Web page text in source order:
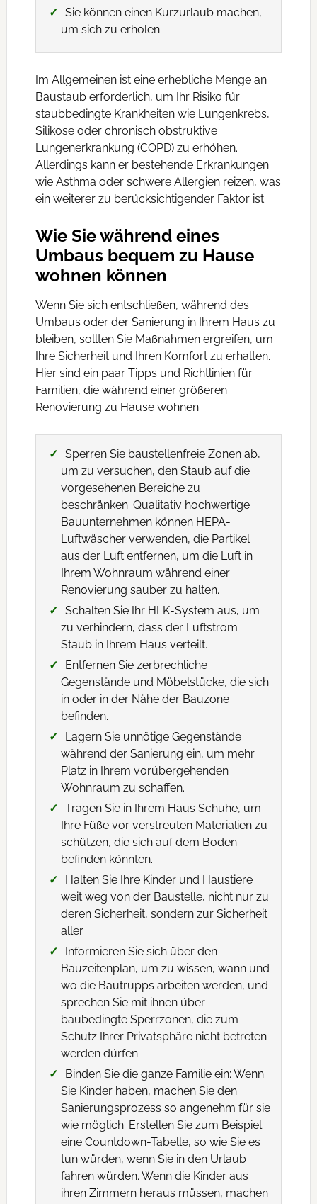
Sie können einen Kurzurlaub machen,
um sich zu erholen
Im Allgemeinen ist eine erhebliche Menge an
Baustaub erforderlich, um Ihr Risiko für
staubbedingte Krankheiten wie Lungenkrebs,
Silikose oder chronisch obstruktive
Lungenerkrankung (COPD) zu erhöhen.
Allerdings kann er bestehende Erkrankungen
wie Asthma oder schwere Allergien reizen, was
ein weiterer zu berücksichtigender Faktor ist.
Wie Sie während eines
Umbaus bequem zu Hause
wohnen können
Wenn Sie sich entschließen, während des
Umbaus oder der Sanierung in Ihrem Haus zu
bleiben, sollten Sie Maßnahmen ergreifen, um
Ihre Sicherheit und Ihren Komfort zu erhalten.
Hier sind ein paar Tipps und Richtlinien für
Familien, die während einer größeren
Renovierung zu Hause wohnen.
Sperren Sie baustellenfreie Zonen ab,
um zu versuchen, den Staub auf die
vorgesehenen Bereiche zu
beschränken. Qualitativ hochwertige
Bauunternehmen können HEPA-
Luftwäscher verwenden, die Partikel
aus der Luft entfernen, um die Luft in
Ihrem Wohnraum während einer
Renovierung sauber zu halten.
Schalten Sie Ihr HLK-System aus, um
zu verhindern, dass der Luftstrom
Staub in Ihrem Haus verteilt.
Entfernen Sie zerbrechliche
Gegenstände und Möbelstücke, die sich
in oder in der Nähe der Bauzone
befinden.
Lagern Sie unnötige Gegenstände
während der Sanierung ein, um mehr
Platz in Ihrem vorübergehenden
Wohnraum zu schaffen.
Tragen Sie in Ihrem Haus Schuhe, um
Ihre Füße vor verstreuten Materialien zu
schützen, die sich auf dem Boden
befinden könnten.
Halten Sie Ihre Kinder und Haustiere
weit weg von der Baustelle, nicht nur zu
deren Sicherheit, sondern zur Sicherheit
aller.
Informieren Sie sich über den
Bauzeitenplan, um zu wissen, wann und
wo die Bautrupps arbeiten werden, und
sprechen Sie mit ihnen über
baubedingte Sperrzonen, die zum
Schutz Ihrer Privatsphäre nicht betreten
werden dürfen.
Binden Sie die ganze Familie ein: Wenn
Sie Kinder haben, machen Sie den
Sanierungsprozess so angenehm für sie
wie möglich: Erstellen Sie zum Beispiel
eine Countdown-Tabelle, so wie Sie es
tun würden, wenn Sie in den Urlaub
fahren würden. Wenn die Kinder aus
ihren Zimmern heraus müssen, machen